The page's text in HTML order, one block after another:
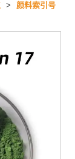
> 颜料索引号